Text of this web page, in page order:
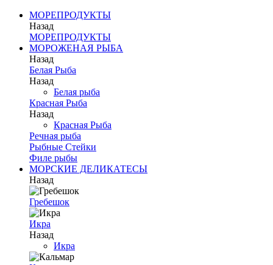
МОРЕПРОДУКТЫ
Назад
МОРЕПРОДУКТЫ
МОРОЖЕНАЯ РЫБА
Назад
Белая Рыба
Назад
Белая рыба
Красная Рыба
Назад
Красная Рыба
Речная рыба
Рыбные Стейки
Филе рыбы
МОРСКИЕ ДЕЛИКАТЕСЫ
Назад
Гребешок
Икра
Назад
Икра